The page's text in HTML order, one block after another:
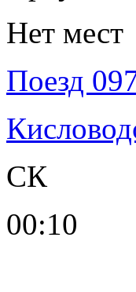
Нет мест
Поезд
СК
00:10